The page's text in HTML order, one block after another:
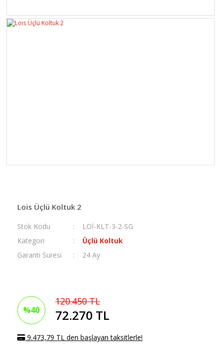
Lois Üçlü Koltuk 2
Stok Kodu
LOİ-KLT-3-2-SG
Kategori
Üçlü Koltuk
Garanti Süresi
24 Ay
%40
120.450 TL
72.270 TL
9.473,79 TL den başlayan taksitlerle!